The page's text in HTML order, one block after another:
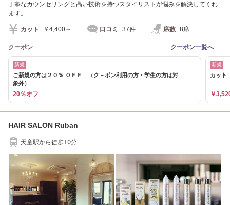
丁寧なカウンセリングと高い技術を持つスタイリストが悩みを解決してくれ
ます。
カット ￥4,400～ 口コミ 37件 席数 8席
クーポン クーポン一覧へ
新規
ご新規の方は２０％ ＯＦＦ （ク－ポン利用の方・学生の方は対
象外）
20％オフ
新規
カット
￥
HAIR SALON Ruban
天童駅から徒歩10分